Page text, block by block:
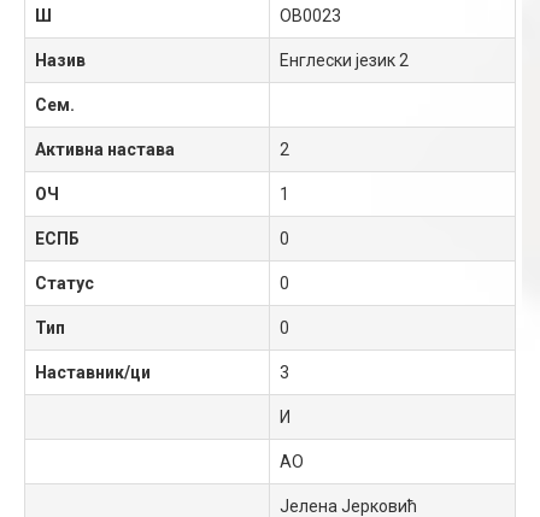
Ш OB0023
Назив Енглески језик 2
Сем.
Активна настава 2
ОЧ 1
ЕСПБ 0
Статус 0
Тип 0
Наставник/ци 3
И
АО
Јелена Јерковић